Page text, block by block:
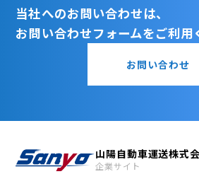
当社へのお問い合わせは、
お問い合わせフォームをご利用
お問い合わせ
山陽自動車運送株式
企業サイト